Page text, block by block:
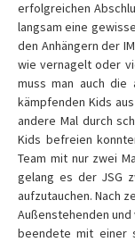
erfolgreichen
langsam eine
den Anhängern der
wie vernagelt oder
muss man auch die
kämpfenden Kids
andere Mal durch
Kids befreien
Team mit nur zwei
gelang es der JSG
aufzutauchen. Nach
Außenstehenden
beendete mit einer